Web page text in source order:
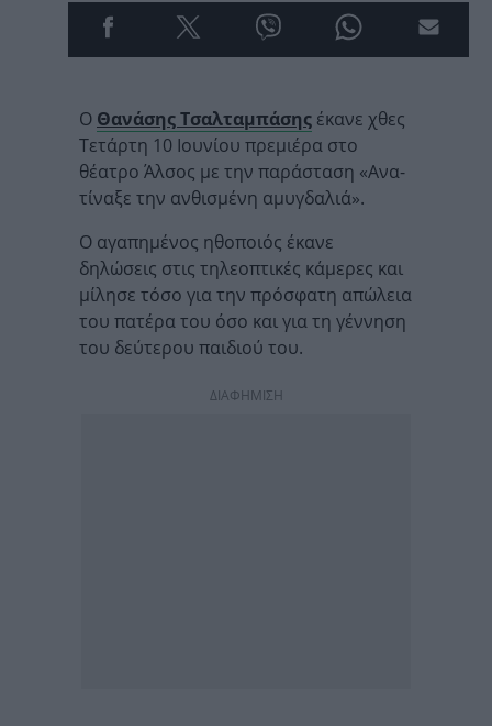
Ο Θανάσης Τσαλταμπάσης έκανε χθες
Τετάρτη 10 Ιουνίου πρεμιέρα στο
θέατρο Άλσος με την παράσταση «Ανα-
τίναξε την ανθισμένη αμυγδαλιά».
Ο αγαπημένος ηθοποιός έκανε
δηλώσεις στις τηλεοπτικές κάμερες και
μίλησε τόσο για την πρόσφατη απώλεια
του πατέρα του όσο και για τη γέννηση
του δεύτερου παιδιού του.
ΔΙΑΦΗΜΙΣΗ